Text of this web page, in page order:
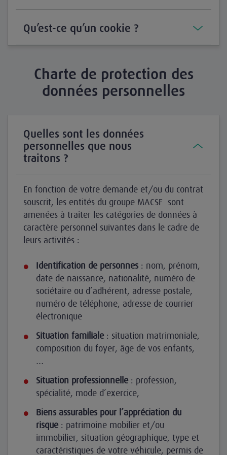
Qu’est-ce qu’un cookie ?
Charte de protection des
données personnelles
Quelles sont les données
personnelles que nous
traitons ?
En fonction de votre demande et/ou du contrat
souscrit, les entités du groupe MACSF sont
amenées à traiter les catégories de données à
caractère personnel suivantes dans le cadre de
leurs activités :
Identification de personnes : nom, prénom,
date de naissance, nationalité, numéro de
sociétaire ou d’adhérent, adresse postale,
numéro de téléphone, adresse de courrier
électronique
Situation familiale : situation matrimoniale,
composition du foyer, âge de vos enfants,
…
Situation professionnelle : profession,
spécialité, mode d’exercice,
Biens assurables pour l’appréciation du
risque : patrimoine mobilier et/ou
immobilier, situation géographique, type et
caractéristiques de votre véhicule, permis de